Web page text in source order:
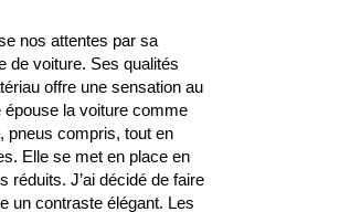
nos attentes par sa
de voiture. Ses qualités
offre une sensation au
la voiture comme
pneus compris, tout en
Elle se met en place en
réduits. J’ai décidé de faire
un contraste élégant. Les